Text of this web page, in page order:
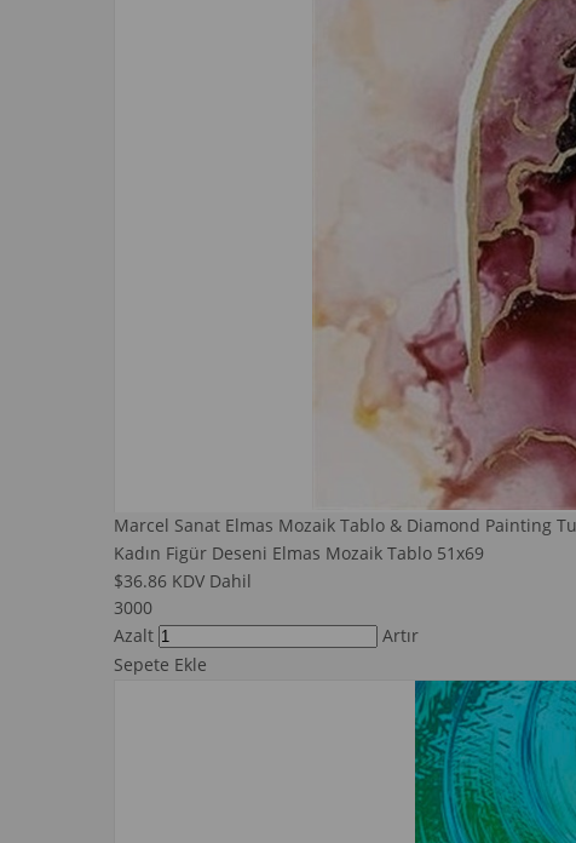
Marcel Sanat Elmas Mozaik Tablo & Diamond Painting
Kadın Figür Deseni Elmas Mozaik Tablo 51x69
$36.86 KDV Dahil
3000
Azalt
Artır
Sepete Ekle